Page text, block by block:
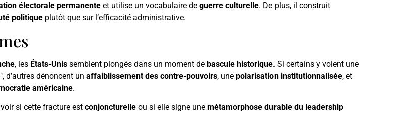
électorale permanente et utilise un vocabulaire de guerre culturelle. De plus, il construit
politique plutôt que sur l’efficacité administrative.
, les États-Unis semblent plongés dans un moment de bascule historique. Si certains y voient une
", d’autres dénoncent un affaiblissement des contre-pouvoirs, une polarisation institutionnalisée, et
américaine.
si cette fracture est conjoncturelle ou si elle signe une métamorphose durable du leadership